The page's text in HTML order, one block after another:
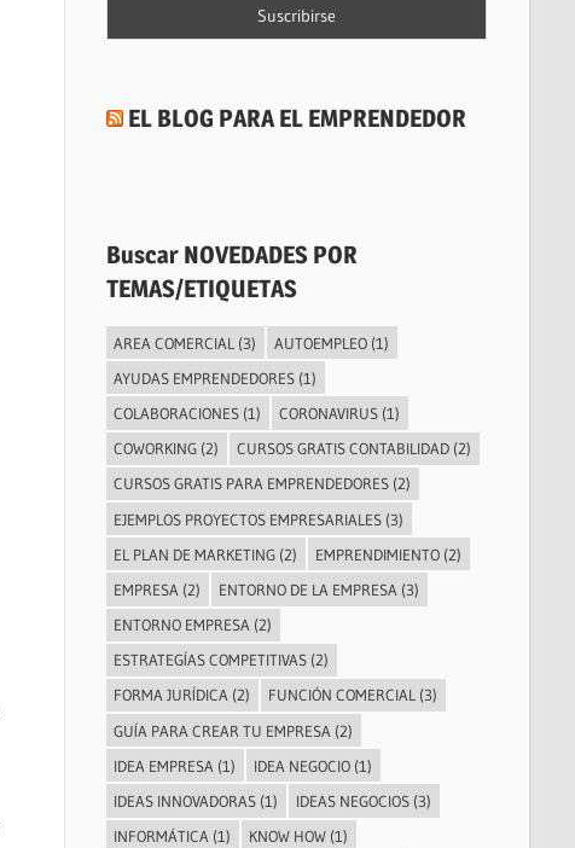
EL BLOG PARA EL EMPRENDEDOR
Buscar NOVEDADES POR
TEMAS/ETIQUETAS
AREA COMERCIAL (3) AUTOEMPLEO (1)
AYUDAS EMPRENDEDORES (1)
COLABORACIONES (1) CORONAVIRUS (1)
COWORKING (2) CURSOS GRATIS CONTABILIDAD (2)
CURSOS GRATIS PARA EMPRENDEDORES (2)
EJEMPLOS PROYECTOS EMPRESARIALES (3)
EL PLAN DE MARKETING (2) EMPRENDIMIENTO (2)
EMPRESA (2) ENTORNO DE LA EMPRESA (3)
ENTORNO EMPRESA (2)
ESTRATEGÍAS COMPETITIVAS (2)
FORMA JURÍDICA (2) FUNCIÓN COMERCIAL (3)
GUÍA PARA CREAR TU EMPRESA (2)
IDEA EMPRESA (1) IDEA NEGOCIO (1)
IDEAS INNOVADORAS (1) IDEAS NEGOCIOS (3)
INFORMÁTICA (1) KNOW HOW (1)